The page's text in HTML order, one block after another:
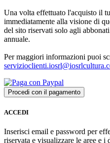
Una volta effettuato l'acquisto il
immediatamente alla visione di
del sito riservati solo agli
annuale.
Per maggiori informazioni puoi
ACCEDI
Inserisci email e password per
riservata e visualizzare le aree e i